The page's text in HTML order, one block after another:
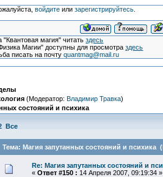
войдитеили зарегистрируйтесь.
"Квантовая магия" читатьздесь
Магии" доступны для просмотраздесь
писать на почтуquantmag@mail.ru
(Модератор: Владимир Травка)
состояний и психика
Все
Тема: Магия запутанных состояний и психика
Re: Магия запутанных состояний и
« Ответ #150 : 14 Апреля 2007, 09:19:34 »